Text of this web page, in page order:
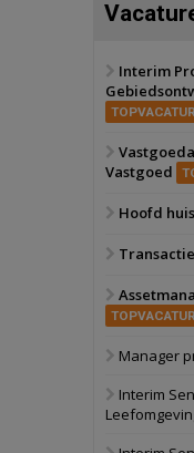
6 oktober 2026
28 september
Interim
Vastgoed
Hoofd
Manager
Interim